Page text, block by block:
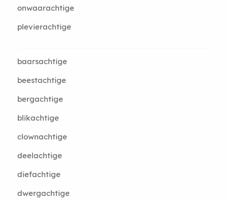
onwaarachtige
plevierachtige
baarsachtige
beestachtige
bergachtige
blikachtige
clownachtige
deelachtige
diefachtige
dwergachtige